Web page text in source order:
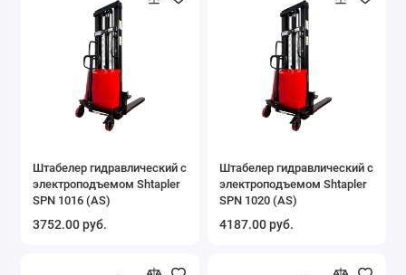
Штабелер гидравлический с
электроподъемом Shtapler
SPN 1016 (AS)
3752.00 руб.
Штабелер гидравлический с
электроподъемом Shtapler
SPN 1020 (AS)
4187.00 руб.